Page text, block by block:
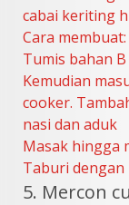
cabai keriting
Cara membuat:
Tumis bahan
Kemudian
cooker.
nasi dan aduk
Masak hingga
Taburi dengan
5. Mercon